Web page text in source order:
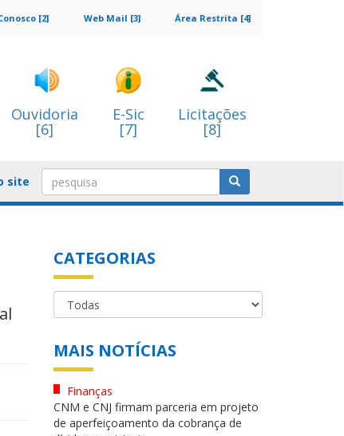
Área Restrita [4]
Web Mail [3]
[2]
Ouvidoria
[6]
E-Sic
[7]
Licitações
[8]
site
CATEGORIAS
MAIS NOTÍCIAS
Finanças
CNM e CNJ firmam parceria em projeto
de aperfeiçoamento da cobrança de